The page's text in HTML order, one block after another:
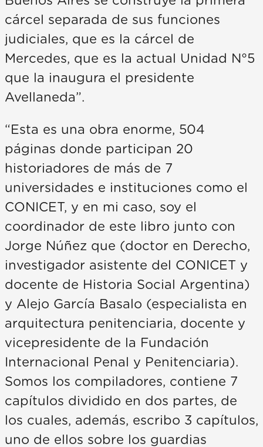
cárcel separada de sus funciones
judiciales, que es la cárcel de
Mercedes, que es la actual Unidad N°5
que la inaugura el presidente
Avellaneda”.
“Esta es una obra enorme, 504
páginas donde participan 20
historiadores de más de 7
universidades e instituciones como el
CONICET, y en mi caso, soy el
coordinador de este libro junto con
Jorge Núñez que (doctor en Derecho,
investigador asistente del CONICET y
docente de Historia Social Argentina)
y Alejo García Basalo (especialista en
arquitectura penitenciaria, docente y
vicepresidente de la Fundación
Internacional Penal y Penitenciaria).
Somos los compiladores, contiene 7
capítulos dividido en dos partes, de
los cuales, además, escribo 3 capítulos,
uno de ellos sobre los guardias